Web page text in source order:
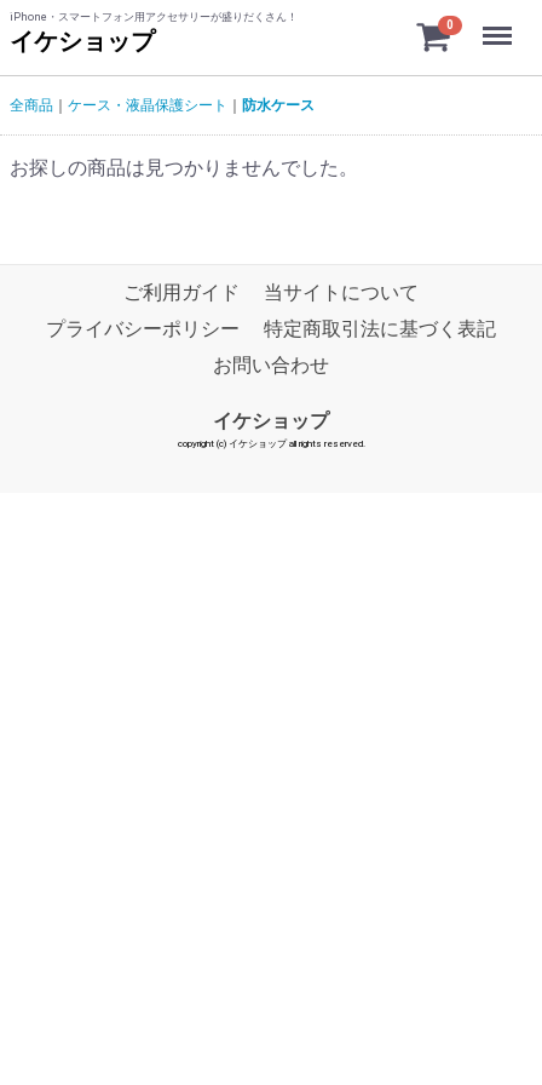
iPhone・スマートフォン用アクセサリーが盛りだくさん！
イケショップ
0 Menu
全商品 ケース・液晶保護シート 防水ケース
お探しの商品は見つかりませんでした。
ご利用ガイド
当サイトについて
プライバシーポリシー
特定商取引法に基づく表記
お問い合わせ
イケショップ
copyright (c) イケショップ all rights reserved.